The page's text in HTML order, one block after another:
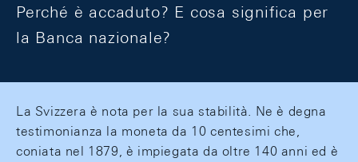
Perché è accaduto? E cosa significa per
la Banca nazionale?
La Svizzera è nota per la sua stabilità. Ne è degna
testimonianza la moneta da 10 centesimi che,
coniata nel 1879, è impiegata da oltre 140 anni ed è